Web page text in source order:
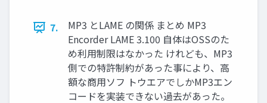
7.
MP3 とLAME の関係 まとめ MP3
Encorder LAME 3.100 自体はOSSのた
め利用制限はなかった けれども、MP3
側での特許制約があった事により、高
額な商用ソフ トウエアでしかMP3エン
コードを実装できない過去があった。